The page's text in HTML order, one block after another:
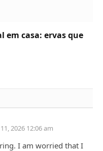
em casa: ervas que
2026 12:06 am
I am worried that I